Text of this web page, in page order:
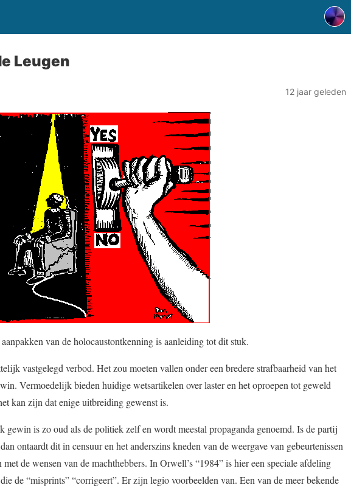
Leugen
12 jaar geleden
van de holocaustontkenning is aanleiding tot dit stuk.
vastgelegd verbod. Het zou moeten vallen onder een bredere strafbaarheid van het
Vermoedelijk bieden huidige wetsartikelen over laster en het oproepen tot geweld
kan zijn dat enige uitbreiding gewenst is.
gewin is zo oud als de politiek zelf en wordt meestal propaganda genoemd. Is de partij
ontaardt dit in censuur en het anderszins kneden van de weergave van gebeurtenissen
de wensen van de machthebbers. In Orwell’s “1984” is hier een speciale afdeling
de “misprints” “corrigeert”. Er zijn legio voorbeelden van. Een van de meer bekende